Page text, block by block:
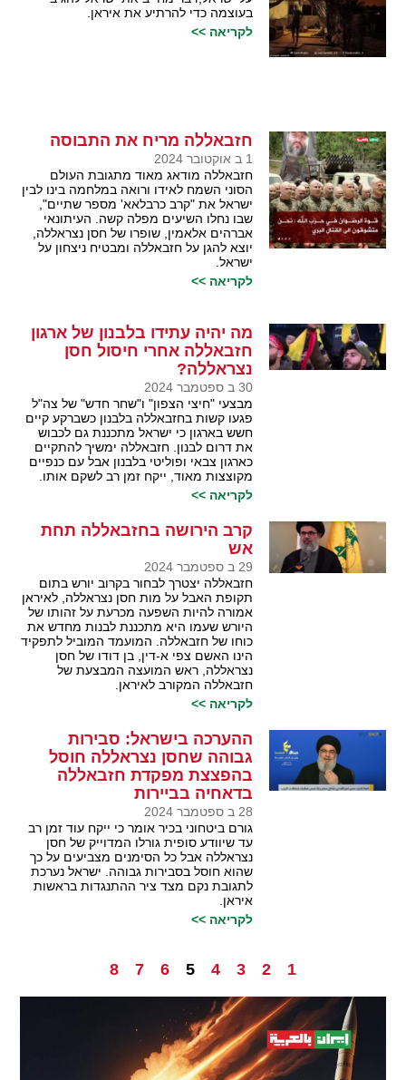
בעוצמה כדי להרתיע את איראן.
לקריאה >>
חזבאללה מריח את התבוסה
1 ב אוקטובר 2024
חזבאללה מודאג מאוד מתגובת העולם
הסוני השמח לאידו ורואה במלחמה בינו לבין
ישראל את "קרב כרבלאא' מספר שתיים",
שבו נחלו השיעים מפלה קשה. העיתונאי
אברהים אלאמין, שופרו של חסן נצראללה,
יוצא להגן על חזבאללה ומבטיח ניצחון על
ישראל.
לקריאה >>
מה יהיה עתידו בלבנון של ארגון
חזבאללה אחרי חיסול חסן
נצראללה?
30 ב ספטמבר 2024
מבצעי "חיצי הצפון" ו"שחר חדש" של צה"ל
פגעו קשות בחזבאללה בלבנון כשברקע קיים
חשש בארגון כי ישראל מתכננת גם לכבוש
את דרום לבנון. חזבאללה ימשיך להתקיים
כארגון צבאי ופוליטי בלבנון אבל עם כנפיים
מקוצצות מאוד, ייקח זמן רב לשקם אותו.
לקריאה >>
קרב הירושה בחזבאללה תחת
אש
29 ב ספטמבר 2024
חזבאללה יצטרך לבחור בקרוב יורש בתום
תקופת האבל על מות חסן נצראללה, לאיראן
אמורה להיות השפעה מכרעת על זהותו של
היורש שעמו היא מתכננת לבנות מחדש את
כוחו של חזבאללה. המועמד המוביל לתפקיד
הינו האשם צפי א-דין, בן דודו של חסן
נצראללה, ראש המועצה המבצעת של
חזבאללה המקורב לאיראן.
לקריאה >>
ההערכה בישראל: סבירות
גבוהה שחסן נצראללה חוסל
בהפצצת מפקדת חזבאללה
בדאחיה בביירות
28 ב ספטמבר 2024
גורם ביטחוני בכיר אומר כי ייקח עוד זמן רב
עד שיוודע סופית גורלו המדוייק של חסן
נצראללה אבל כל הסימנים מצביעים על כך
שהוא חוסל בסבירות גבוהה. ישראל נערכת
לתגובת נקם מצד ציר ההתנגדות בראשות
איראן.
לקריאה >>
1
2
3
4
5
6
7
8